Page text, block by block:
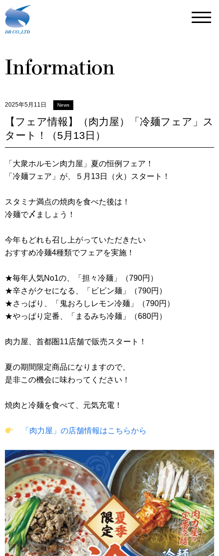
Information
2025年5月11日 News
【フェア情報】（肉力屋）「冷麺フェア」ス
タート！（5月13日）
「大衆ホルモン肉力屋」夏の恒例フェア！
「冷麺フェア」が、５月13日（火）スタート！
スタミナ満点の焼肉を食べた後は！
冷麺で〆ましょう！
今年もどれも召し上がっていただきたい
おすすめ冷麺4種類でフェアを実施！
★毎年人気No1の、「担々冷麺」（790円）
★辛さがクセになる、「ビビン麺」（790円）
★さっぱり、「鬼おろしレモン冷麺」（790円）
★やっぱり定番、「まるみち冷麺」（680円）
肉力屋、首都圏11店舗で販売スタート！
夏の期間限定商品になりますので、
是非この機会に味わってください！
焼肉と冷麺を食べて、元気充電！
「肉力屋」の店舗情報はこちらから